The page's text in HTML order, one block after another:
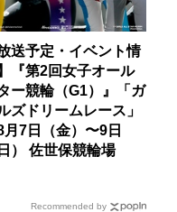
放送予定・イベント情
『第2回女子オール
ー競輪（G1）』「ガ
ズドリームレース」
月7日（金）〜9日
日） 佐世保競輪場
Recommended by